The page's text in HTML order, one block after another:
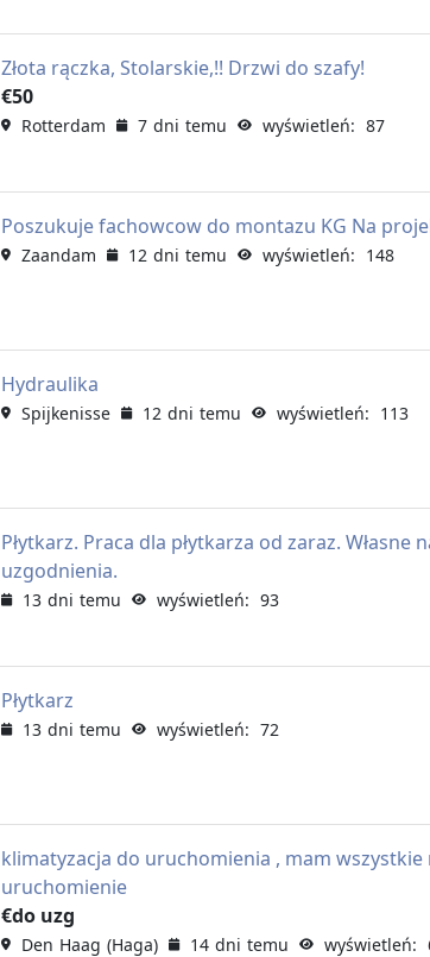
Złota rączka, Stolarskie,!! Drzwi do szafy!
€50
Rotterdam 7 dni temu wyświetleń: 87
Poszukuje fachowcow do montazu KG Na
Zaandam 12 dni temu wyświetleń: 148
Hydraulika
Spijkenisse 12 dni temu wyświetleń: 113
Płytkarz. Praca dla płytkarza od zaraz.
uzgodnienia.
13 dni temu wyświetleń: 93
Płytkarz
13 dni temu wyświetleń: 72
klimatyzacja do uruchomienia , mam
uruchomienie
€do uzg
Den Haag (Haga) 14 dni temu wyświetleń: